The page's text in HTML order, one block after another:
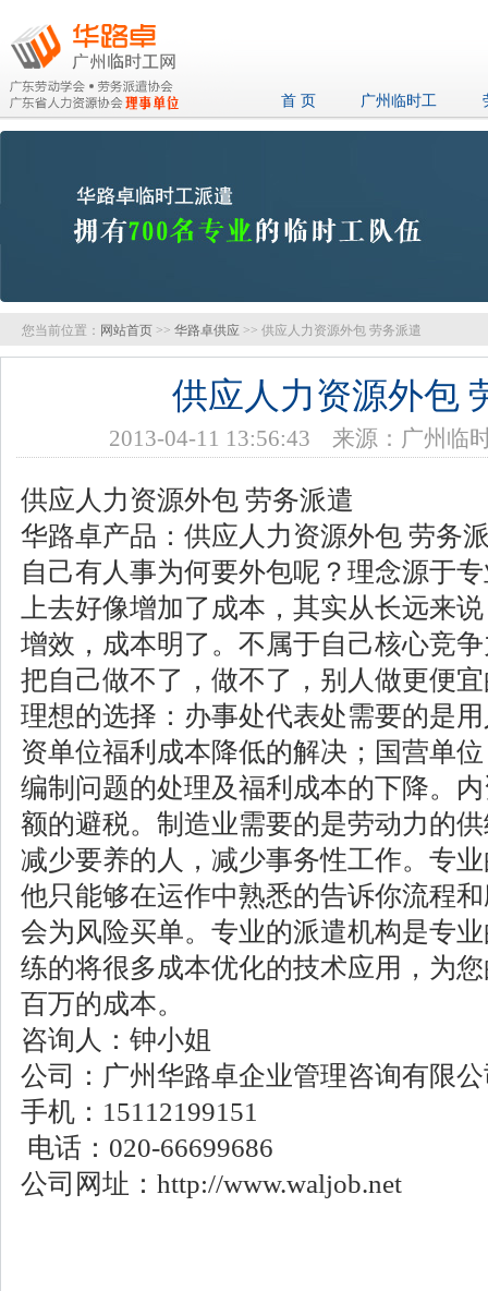
首 页 广州临时工
您当前位置： 网站首页 >> 华路卓供应 >> 供应人力资源外包 劳务派遣
供应人力资源外包
2013-04-11 13:56:43 来源：广州临
供应人力资源外包 劳务派遣
华路卓产品：供应人力资源外包 劳务
自己有人事为何要外包呢？理念源于
上去好像增加了成本，其实从长远来
增效，成本明了。不属于自己核心竞
把自己做不了，做不了，别人做更便
理想的选择：办事处代表处需要的是
资单位福利成本降低的解决；国营单
编制问题的处理及福利成本的下降。
额的避税。制造业需要的是劳动力的
减少要养的人，减少事务性工作。专
他只能够在运作中熟悉的告诉你流程
会为风险买单。专业的派遣机构是专
练的将很多成本优化的技术应用，为
百万的成本。
咨询人：钟小姐
公司：广州华路卓企业管理咨询有限
手机：15112199151
电话：020-66699686
公司网址：http://www.waljob.net